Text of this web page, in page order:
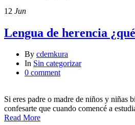
12 Jun
Lengua de herencia
By cdemkura
In Sin categorizar
0 comment
Si eres padre o madre de niños y niñas
confesarte que cuando comencé a
Read More